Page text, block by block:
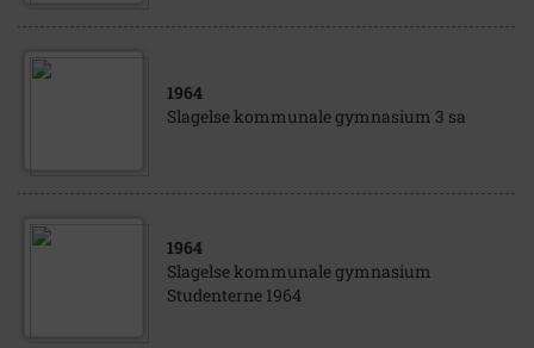
1964
Slagelse kommunale gymnasium 3 sa
1964
Slagelse kommunale gymnasium
Studenterne 1964